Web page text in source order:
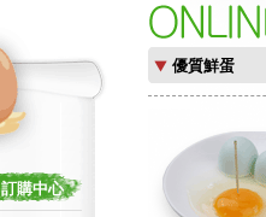
訂購中心
優質鮮蛋